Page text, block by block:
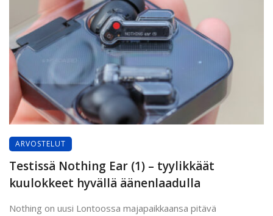
ARVOSTELUT
Testissä Nothing Ear (1) – tyylikkäät
kuulokkeet hyvällä äänenlaadulla
Nothing on uusi Lontoossa majapaikkaansa pitävä